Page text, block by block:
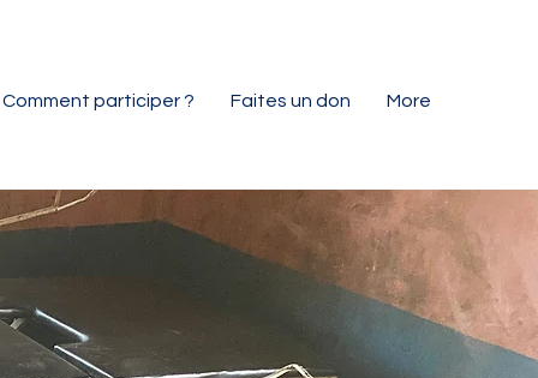
Comment participer ? Faites un don More